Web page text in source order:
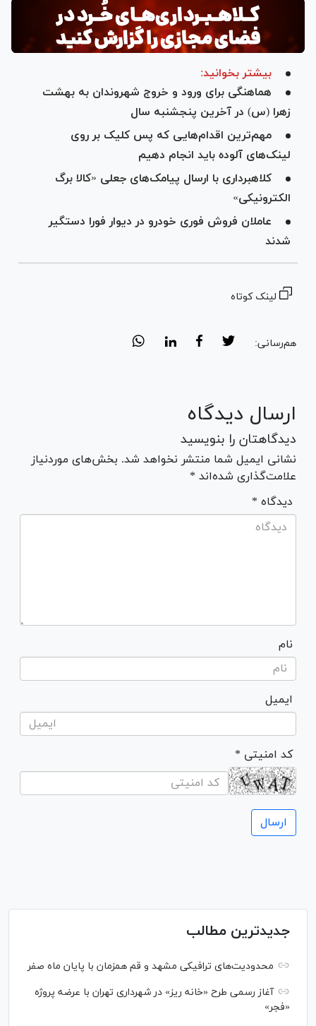
بیشتر بخوانید:
هماهنگی برای ورود و خروج شهروندان به بهشت
زهرا (س) در آخرین پنجشنبه‌ سال
مهم‌ترین اقدام‌هایی که پس کلیک بر روی
لینک‌های آلوده باید انجام دهیم
کلاهبرداری با ارسال پیامک‌های جعلی «کالا برگ
الکترونیکی»
عاملان فروش فوری خودرو در دیوار فورا دستگیر
شدند
لینک کوتاه
هم‌رسانی:
ارسال دیدگاه
دیدگاهتان را بنویسید
نشانی ایمیل شما منتشر نخواهد شد. بخش‌های موردنیاز
علامت‌گذاری شده‌اند *
* دیدگاه
نام
ایمیل
* کد امنیتی
جدیدترین مطالب
محدودیت‌های ترافیکی مشهد و قم همزمان با پایان ماه صفر
آغاز رسمی طرح «خانه ریز» در شهرداری تهران با عرضه پروژه
«فجر»